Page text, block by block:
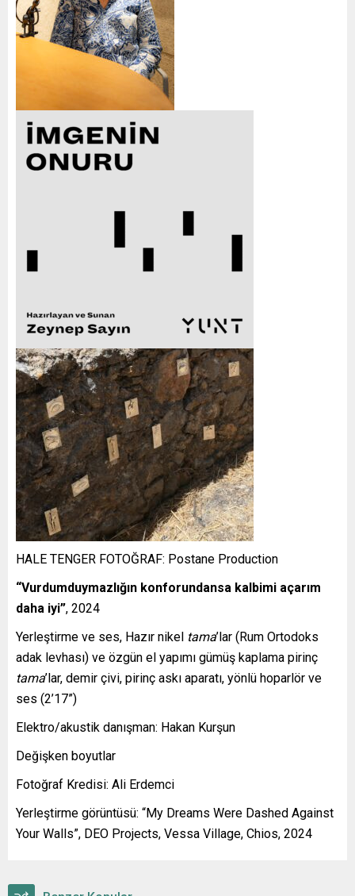
HALE TENGER FOTOĞRAF: Postane Production
“Vurdumduymazlığın konforundansa kalbimi açarım
daha iyi”, 2024
Yerleştirme ve ses, Hazır nikel tama’lar (Rum Ortodoks
adak levhası) ve özgün el yapımı gümüş kaplama pirinç
tama’lar, demir çivi, pirinç askı aparatı, yönlü hoparlör ve
ses (2’17”)
Elektro/akustik danışman: Hakan Kurşun
Değişken boyutlar
Fotoğraf Kredisi: Ali Erdemci
Yerleştirme görüntüsü: “My Dreams Were Dashed Against
Your Walls”, DEO Projects, Vessa Village, Chios, 2024